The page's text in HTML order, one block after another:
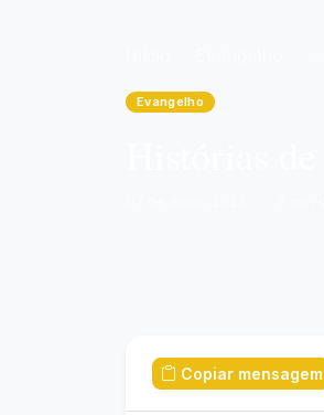
Evangelho
Copiar mensagem